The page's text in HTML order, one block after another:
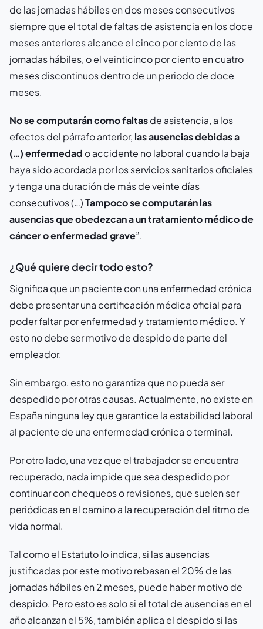
de las jornadas hábiles en dos meses consecutivos
siempre que el total de faltas de asistencia en los doce
meses anteriores alcance el cinco por ciento de las
jornadas hábiles, o el veinticinco por ciento en cuatro
meses discontinuos dentro de un periodo de doce
meses.
No se computarán como faltasde asistencia, a los
efectos del párrafo anterior, las ausencias debidas a
(…) enfermedad o accidente no laboral cuando la baja
haya sido acordada por los servicios sanitarios oficiales
y tenga una duración de más de veinte días
consecutivos (…)Tampoco se computarán las
ausencias que obedezcan a un tratamiento médico de
cáncer o enfermedad grave”.
¿Qué quiere decir todo esto?
Significa que un paciente con una enfermedad crónica
debe presentar una certificación médica oficial para
poder faltar por enfermedad y tratamiento médico. Y
esto no debe ser motivo de despido de parte del
empleador.
Sin embargo, esto no garantiza que no pueda ser
despedido por otras causas. Actualmente, no existe en
España ninguna ley que garantice la estabilidad laboral
al paciente de una enfermedad crónica o terminal.
Por otro lado, una vez que el trabajador se encuentra
recuperado, nada impide que sea despedido por
continuar con chequeos o revisiones, que suelen ser
periódicas en el camino a la recuperación del ritmo de
vida normal.
Tal como el Estatuto lo indica, si las ausencias
justificadas por este motivo rebasan el 20% de las
jornadas hábiles en 2 meses, puede haber motivo de
despido. Pero esto es solo si el total de ausencias en el
año alcanzan el 5%, también aplica el despido si las